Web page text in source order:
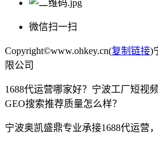
微信扫一扫
Copyright©www.ohkey.cn(复制链接)
限公司
1688代运营哪家好？宁波工厂短视
GEO搜索推荐质量怎么样？
宁波奥凯盛鼎专业承接1688代运营